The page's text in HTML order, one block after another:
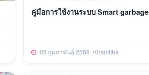
คู่มือการใช้งานระบบ Smart garbage
05 กุมภาพันธ์ 2569 Khanittha